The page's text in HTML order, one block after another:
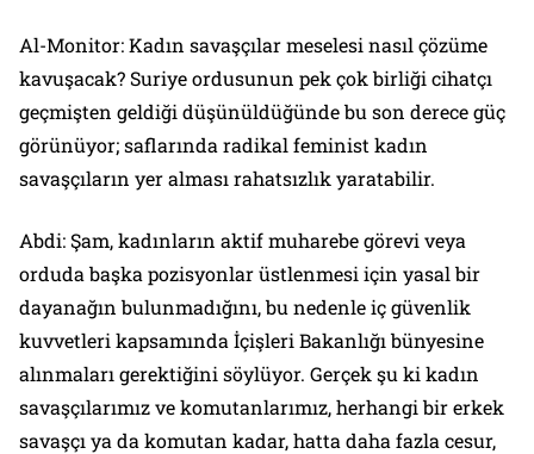
Al-Monitor: Kadın savaşçılar meselesi nasıl çözüme
kavuşacak? Suriye ordusunun pek çok birliği cihatçı
geçmişten geldiği düşünüldüğünde bu son derece güç
görünüyor; saflarında radikal feminist kadın
savaşçıların yer alması rahatsızlık yaratabilir.
Abdi: Şam, kadınların aktif muharebe görevi veya
orduda başka pozisyonlar üstlenmesi için yasal bir
dayanağın bulunmadığını, bu nedenle iç güvenlik
kuvvetleri kapsamında İçişleri Bakanlığı bünyesine
alınmaları gerektiğini söylüyor. Gerçek şu ki kadın
savaşçılarımız ve komutanlarımız, herhangi bir erkek
savaşçı ya da komutan kadar, hatta daha fazla cesur,